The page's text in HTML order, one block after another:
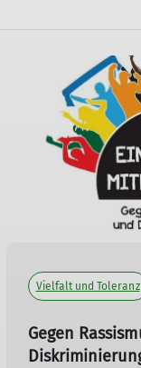
Vielfalt und Toleranz
Gegen